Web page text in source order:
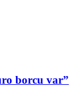
borcu var”